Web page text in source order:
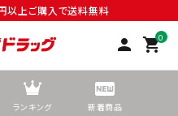
以上ご購入で送料無料
person 0
shopping_cart
ランキング 新着商品